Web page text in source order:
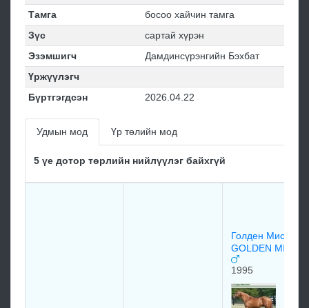
Тамга
босоо хайчин тамга
Зүс
сартай хүрэн
Эзэмшигч
Дамдинсүрэнгийн Бэхбат
Үржүүлэгч
Бүртгэгдсэн
2026.04.22
Удмын мод Үр төлийн мод
5 үе дотор төрлийн нийлүүлэг байхгүй
Голден Миссайл
GOLDEN
1995